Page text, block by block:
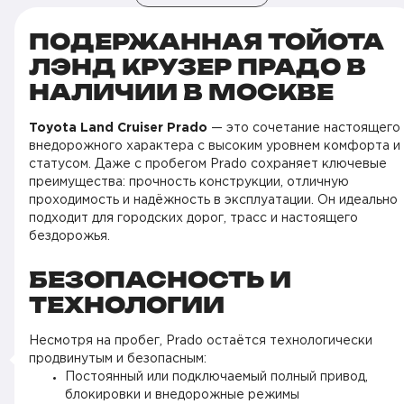
ПОДЕРЖАННАЯ ТОЙОТА
ЛЭНД КРУЗЕР ПРАДО В
НАЛИЧИИ В МОСКВЕ
Toyota Land Cruiser Prado — это сочетание настоящего
внедорожного характера с высоким уровнем комфорта и
статусом. Даже с пробегом Prado сохраняет ключевые
преимущества: прочность конструкции, отличную
проходимость и надёжность в эксплуатации. Он идеально
подходит для городских дорог, трасс и настоящего
бездорожья.
БЕЗОПАСНОСТЬ И
ТЕХНОЛОГИИ
Несмотря на пробег, Prado остаётся технологически
продвинутым и безопасным:
Постоянный или подключаемый полный привод,
блокировки и внедорожные режимы